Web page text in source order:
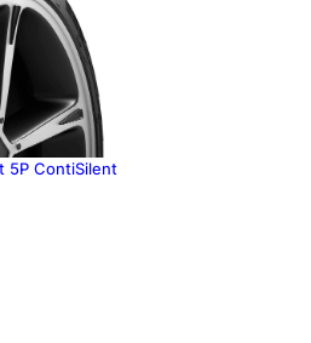
5P ContiSilent